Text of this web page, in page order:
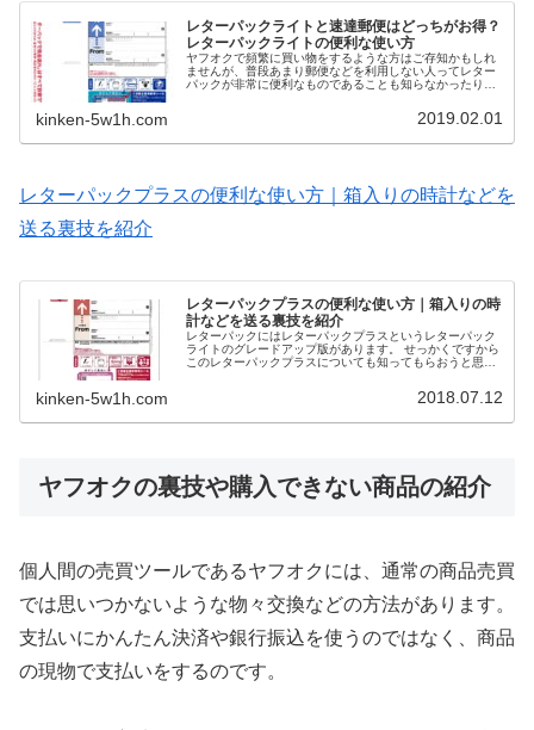
レターパックライトと速達郵便はどっちがお得？
レターパックライトの便利な使い方
ヤフオクで頻繁に買い物をするような方はご存知かもしれ
ませんが、普段あまり郵便などを利用しない人ってレター
パックが非常に便利なものであることも知らなかったりし
ないので、速達郵便とレターパックライトの違いについて
kinken-5w1h.com 2019.02.01
レターパックプラスの便利な使い方｜箱入りの時計などを
送る裏技を紹介
レターパックプラスの便利な使い方｜箱入りの時
計などを送る裏技を紹介
レターパックにはレターパックプラスというレターパック
ライトのグレードアップ版があります。 せっかくですから
このレターパックプラスについても知ってもらおうと思っ
kinken-5w1h.com 2018.07.12
ヤフオクの裏技や購入できない商品の紹介
個人間の売買ツールであるヤフオクには、通常の商品売買
では思いつかないような物々交換などの方法があります。
支払いにかんたん決済や銀行振込を使うのではなく、商品
の現物で支払いをするのです。